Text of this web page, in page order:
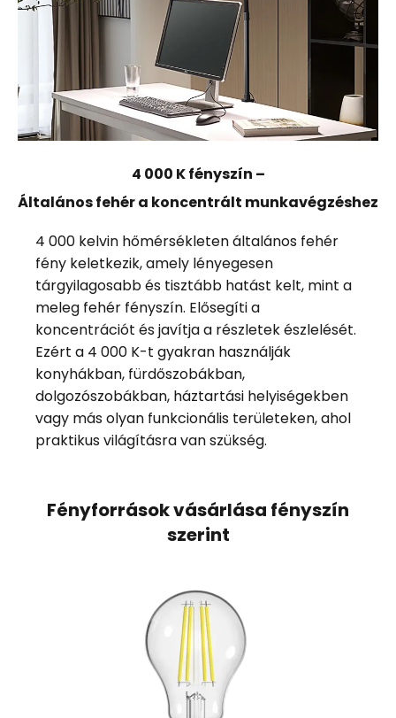
4 000 K fényszín –
Általános fehér a koncentrált munkavégzéshez
4 000 kelvin hőmérsékleten általános fehér
fény keletkezik, amely lényegesen
tárgyilagosabb és tisztább hatást kelt, mint a
meleg fehér fényszín. Elősegíti a
koncentrációt és javítja a részletek észlelését.
Ezért a 4 000 K-t gyakran használják
konyhákban, fürdőszobákban,
dolgozószobákban, háztartási helyiségekben
vagy más olyan funkcionális területeken, ahol
praktikus világításra van szükség.
Fényforrások vásárlása fényszín
szerint